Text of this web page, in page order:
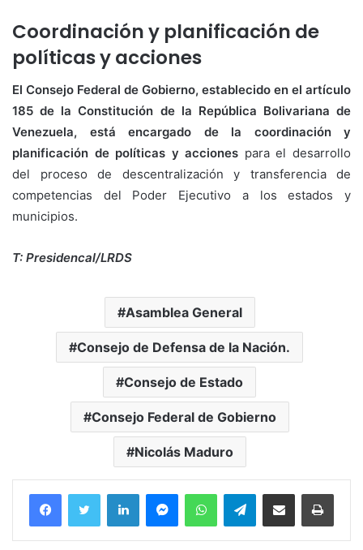
Coordinación y planificación de
políticas y acciones
El Consejo Federal de Gobierno, establecido en el artículo
185 de la Constitución de la República Bolivariana de
Venezuela, está encargado de la coordinación y
planificación de políticas y acciones para el desarrollo
del proceso de descentralización y transferencia de
competencias del Poder Ejecutivo a los estados y
municipios.
T: Presidencal/LRDS
Asamblea General
Consejo de Defensa de la Nación.
Consejo de Estado
Consejo Federal de Gobierno
Nicolás Maduro
FacebookTwitter LinkedInMessengerWhatsAppTelegramCompartir por correo electrónico